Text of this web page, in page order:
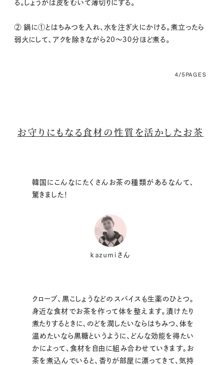
る。しょうがは皮をむいて薄切りにする。
② 鍋に①とはちみつを入れ、水を注ぎ火にかける。煮立ったら
弱火にして、アクを除きながら20～30分ほど煮る。
4/5PAGES
お守りにもなる食材の性質を活かしたお茶
韓国にこんなにたくさんお茶の種類があるなんて、
驚きました！
kazumiさん
クローブ、黒こしょうなどのスパイスも生薬のひとつ。
身近な食材でお茶を作って体を整えます。漬けたり
煮たりするときに、のどを潤したいならはちみつ、体を
温めたいなら黒糖というように、どんな効能を得たい
かによって、食材を自由に組み合わせていきます。お
茶を煮込んでいると、香りが部屋に漂ってきて、気持